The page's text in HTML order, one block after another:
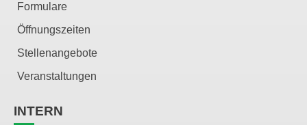
Formulare
Öffnungszeiten
Stellenangebote
Veranstaltungen
INTERN